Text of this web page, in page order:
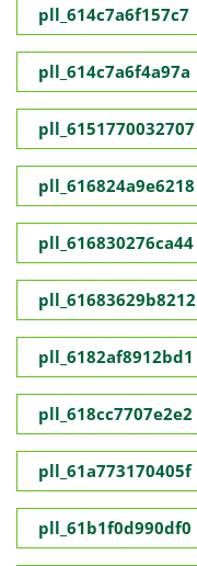
pll_614c7a6f157c7
pll_614c7a6f4a97a
pll_6151770032707
pll_616824a9e6218
pll_616830276ca44
pll_61683629b8212
pll_6182af8912bd1
pll_618cc7707e2e2
pll_61a773170405f
pll_61b1f0d990df0